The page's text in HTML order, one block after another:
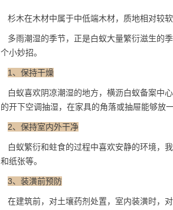
杉木在木材中属于中低端木材，质地相对较
多雨潮湿的季节，正是白蚁大量繁衍滋生的
个小妙招。
1、保持干燥
白蚁喜欢阴凉潮湿的地方，横沥白蚁备案中
的开下空调抽湿，在家具的角落或抽屉能够放
2、保持室内外干净
白蚁繁衍和蛀食的过程中喜欢安静的环境，
和纸张等。
3、装潢前预防
在建筑前，对土壤药剂处置， 室内装潢时，